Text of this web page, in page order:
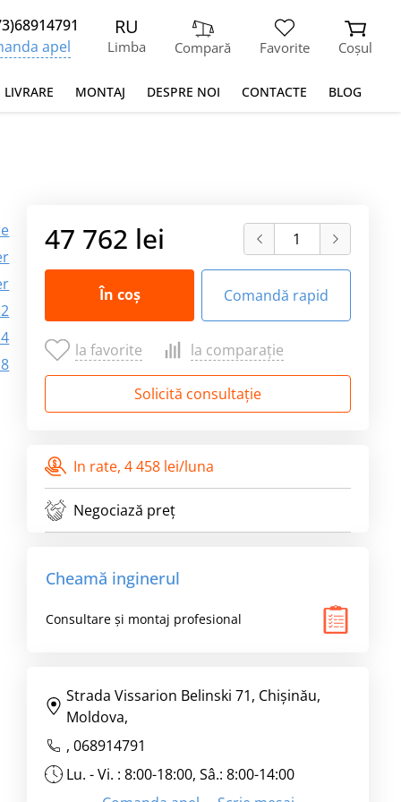
apel
RU
Limba Compară Favorite Coșul
MONTAJ DESPRE NOI CONTACTE BLOG
47 762 lei
În coș Comandă rapid
la favorite la comparație
Solicită consultație
In rate, 4 458 lei/luna
Negociază preț
Cheamă inginerul
Consultare și montaj profesional
Strada Vissarion Belinski 71, Chişinău,
Moldova,
, 068914791
Lu. - Vi. : 8:00-18:00, Sâ.: 8:00-14:00